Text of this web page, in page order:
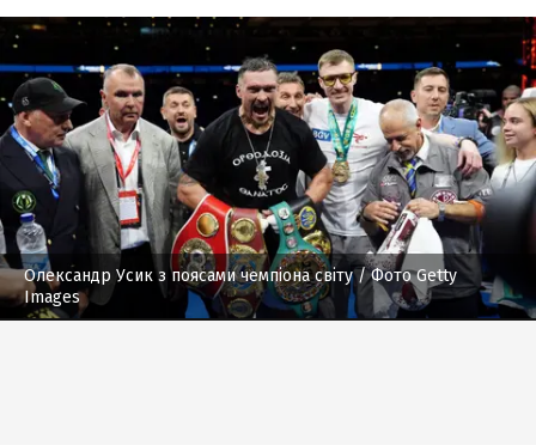
Олександр Усик з поясами чемпіона світу/ Фото Getty
Images